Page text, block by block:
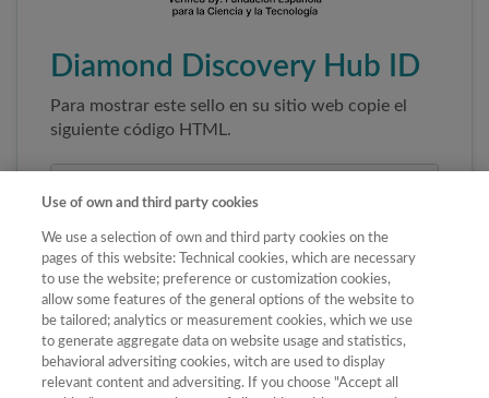
Diamond Discovery Hub ID
Para mostrar este sello en su sitio web copie el
siguiente código HTML.
Copiar código
Use of own and third party cookies
We use a selection of own and third party cookies on the
pages of this website: Technical cookies, which are necessary
to use the website; preference or customization cookies,
allow some features of the general options of the website to
be tailored; analytics or measurement cookies, which we use
to generate aggregate data on website usage and statistics,
behavioral adversiting cookies, witch are used to display
relevant content and adversiting. If you choose "Accept all